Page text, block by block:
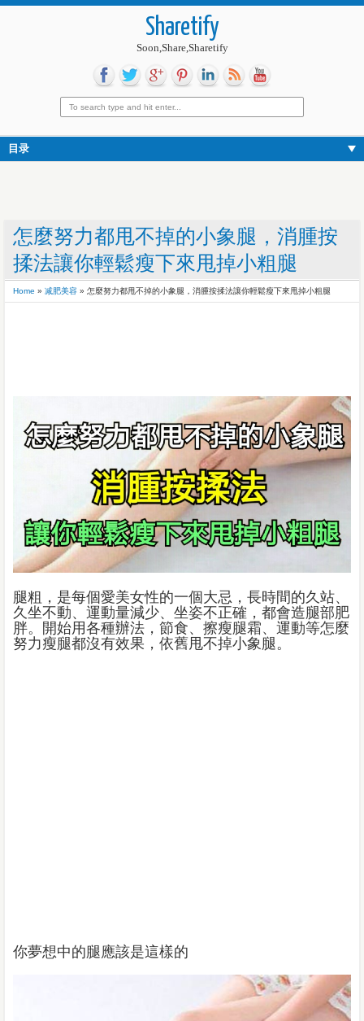
Sharetify
Soon,Share,Sharetify
目录
怎麼努力都甩不掉的小象腿，消腫按
揉法讓你輕鬆瘦下來甩掉小粗腿
Home » 减肥美容 » 怎麼努力都甩不掉的小象腿，消腫按揉法讓你輕鬆瘦下來甩掉小粗腿
腿粗，是每個愛美女性的一個大忌，長時間的久站、
久坐不動、運動量減少、坐姿不正確，都會造腿部肥
胖。開始用各種辦法，節食、擦瘦腿霜、運動等怎麼
努力瘦腿都沒有效果，依舊甩不掉小象腿。
你夢想中的腿應該是這樣的